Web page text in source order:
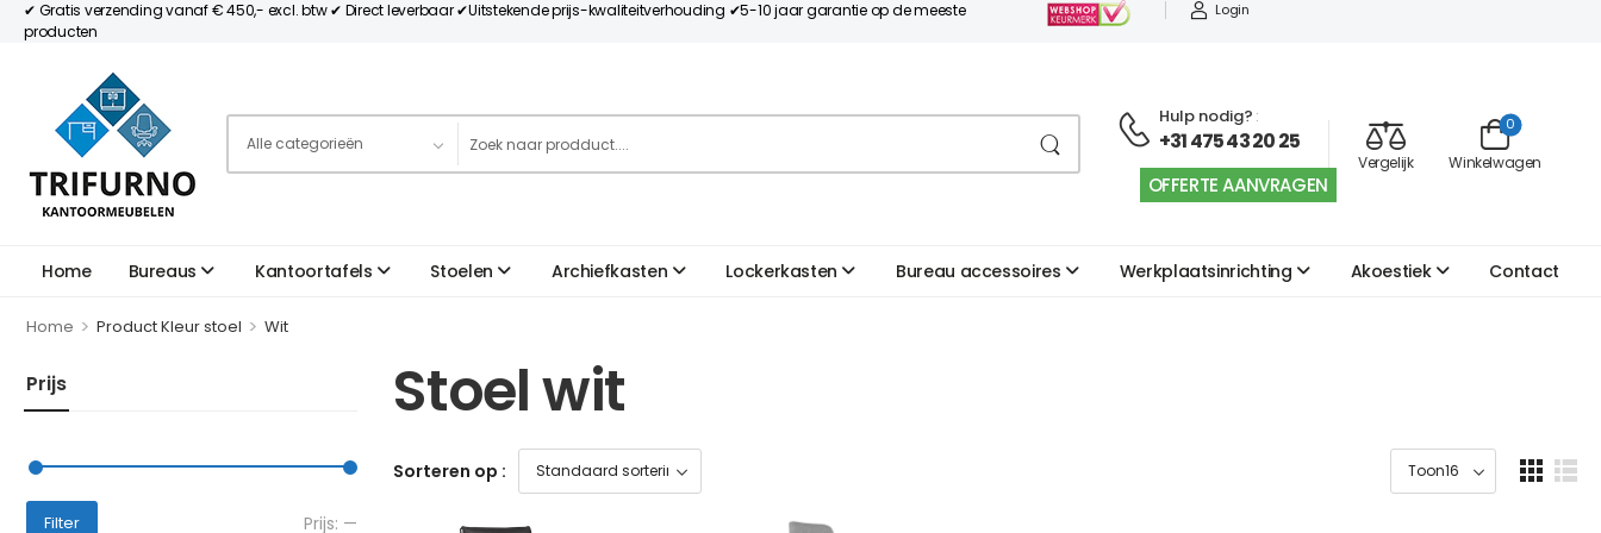
✔ Gratis verzending vanaf € 450,- excl. btw ✔ Direct leverbaar ✔Uitstekende prijs-kwaliteitverhouding ✔5-10 jaar garantie op de meeste
producten
Login
Hulp nodig? :
+31 475 43 20 25
OFFERTE AANVRAGEN
Vergelijk Winkelwagen
0
Home Bureaus Kantoortafels Stoelen Archiefkasten Lockerkasten Bureau accessoires Werkplaatsinrichting Akoestiek Contact
Home > Product Kleur stoel > Wit
Prijs
Filter Prijs: —
Stoel wit
Sorteren op :